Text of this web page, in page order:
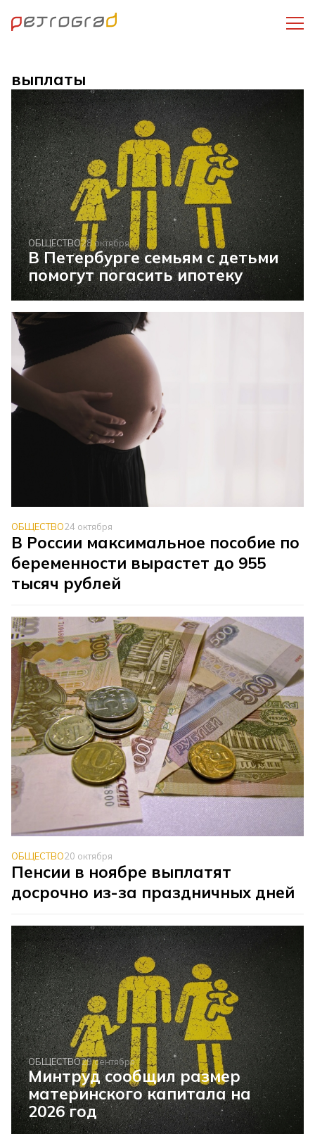
выплаты
ОБЩЕСТВО28 октября
В Петербурге семьям с детьми
помогут погасить ипотеку
ОБЩЕСТВО24 октября
В России максимальное пособие по
беременности вырастет до 955
тысяч рублей
ОБЩЕСТВО20 октября
Пенсии в ноябре выплатят
досрочно из-за праздничных дней
ОБЩЕСТВО29 сентября
Минтруд сообщил размер
материнского капитала на
2026 год